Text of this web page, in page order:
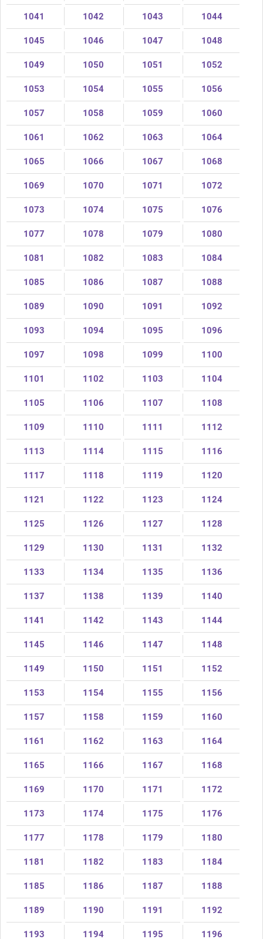
1041 1042 1043 1044
1045 1046 1047 1048
1049 1050 1051 1052
1053 1054 1055 1056
1057 1058 1059 1060
1061 1062 1063 1064
1065 1066 1067 1068
1069 1070 1071 1072
1073 1074 1075 1076
1077 1078 1079 1080
1081 1082 1083 1084
1085 1086 1087 1088
1089 1090 1091 1092
1093 1094 1095 1096
1097 1098 1099 1100
1101 1102 1103 1104
1105 1106 1107 1108
1109 1110 1111 1112
1113 1114 1115 1116
1117 1118 1119 1120
1121 1122 1123 1124
1125 1126 1127 1128
1129 1130 1131 1132
1133 1134 1135 1136
1137 1138 1139 1140
1141 1142 1143 1144
1145 1146 1147 1148
1149 1150 1151 1152
1153 1154 1155 1156
1157 1158 1159 1160
1161 1162 1163 1164
1165 1166 1167 1168
1169 1170 1171 1172
1173 1174 1175 1176
1177 1178 1179 1180
1181 1182 1183 1184
1185 1186 1187 1188
1189 1190 1191 1192
1193 1194 1195 1196